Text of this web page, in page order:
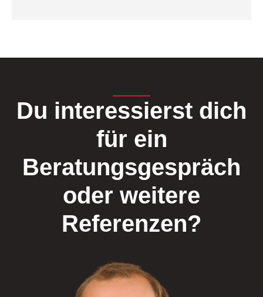
Du interessierst dich
für ein
Beratungsgespräch
oder weitere
Referenzen?